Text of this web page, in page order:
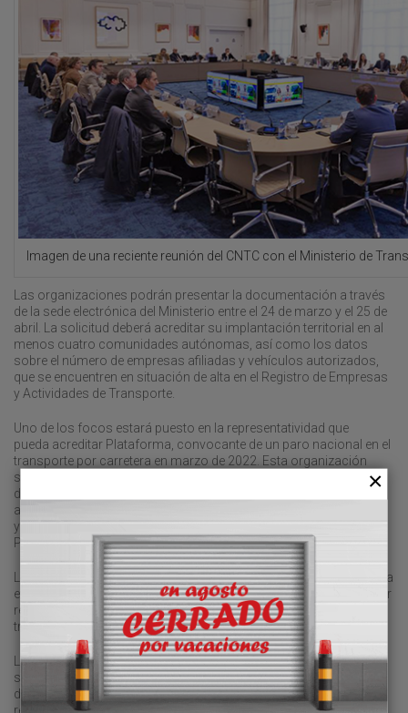
Imagen de una reciente reunión del CNTC con el Ministerio de
Las organizaciones podrán presentar la documentación a través
de la sede electrónica del Ministerio entre el 24 de marzo y el 25 de
abril. La solicitud deberá acreditar su implantación territorial en al
menos cuatro comunidades autónomas, así como los datos
sobre el número de empresas afiliadas y vehículos autorizados,
que se encuentren en situación de alta en el Registro de Empresas
y Actividades de Transporte.
Uno de los focos estará puesto en la representatividad que
pueda acreditar Plataforma, convocante de un paro nacional en el
transporte por carretera en marzo de 2022. Esta organización
siempre se ha mostrado muy crítica con la actual composición
del Comité Nacional, así como sobre el acceso al mismo, “sujeto
a una serie de requisitos que no permiten una transparencia clara
y que se alejan de la realidad del sector”, señalan desde
Plataforma.
La composición del CNTC se revisa periódicamente para reflejar la
evolución del sector y garantizar que las asociaciones con mayor
representatividad tengan voz en las decisiones que afectan al
transporte por carretera.
La última renovación se llevó a cabo en 2021, y desde entonces el
sector ha experimentado cambios significativos debido a la
digitalización, la transición ecológica y los nuevos retos
regulatorios impulsados por la Unión Europea.